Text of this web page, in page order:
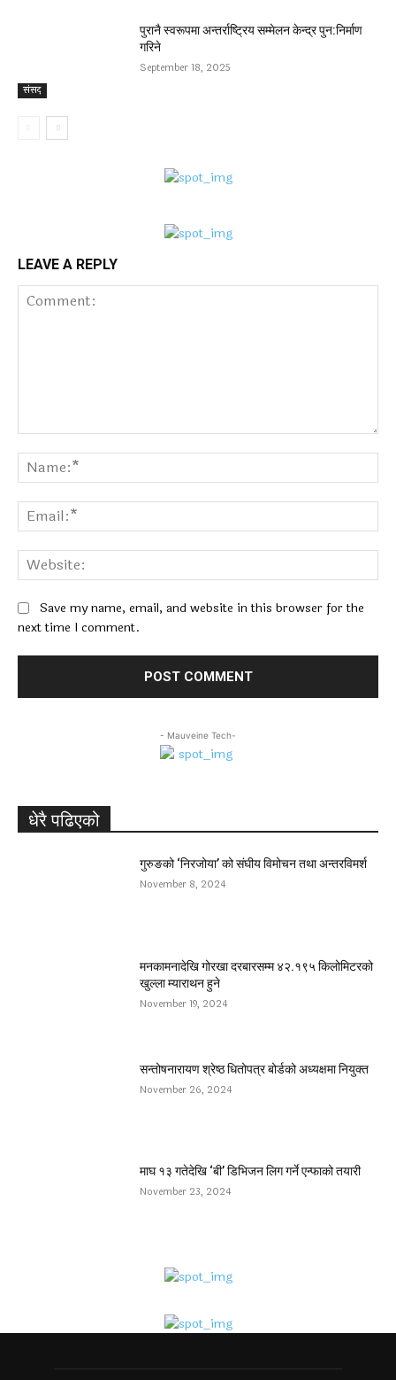
संसद
पुरानै स्वरूपमा अन्तर्राष्ट्रिय सम्मेलन केन्द्र पुन:निर्माण
गरिने
September 18, 2025
LEAVE A REPLY
Save my name, email, and website in this browser for the
next time I comment.
- Mauveine Tech-
धेरै पढिएको
गुरुङको ‘निरजोया’ को संघीय विमोचन तथा अन्तरविमर्श
November 8, 2024
मनकामनादेखि गोरखा दरबारसम्म ४२.१९५ किलोमिटरको
खुल्ला म्याराथन हुने
November 19, 2024
सन्तोषनारायण श्रेष्ठ धितोपत्र बोर्डको अध्यक्षमा नियुक्त
November 26, 2024
माघ १३ गतेदेखि ‘बी’ डिभिजन लिग गर्ने एन्फाको तयारी
November 23, 2024